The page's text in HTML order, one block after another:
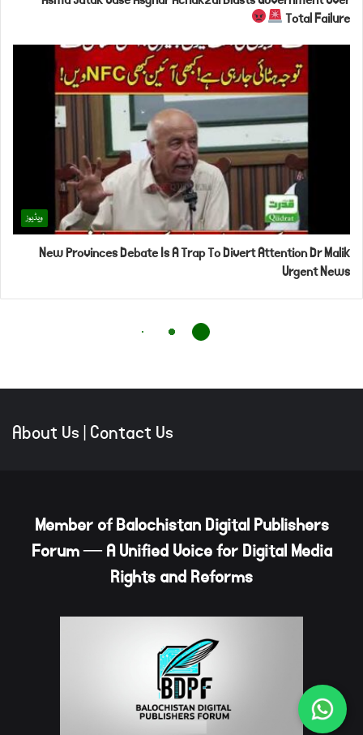
About Us|Contact Us
Member of Balochistan Digital Publishers
Forum — A Unified Voice for Digital Media
Rights and Reforms